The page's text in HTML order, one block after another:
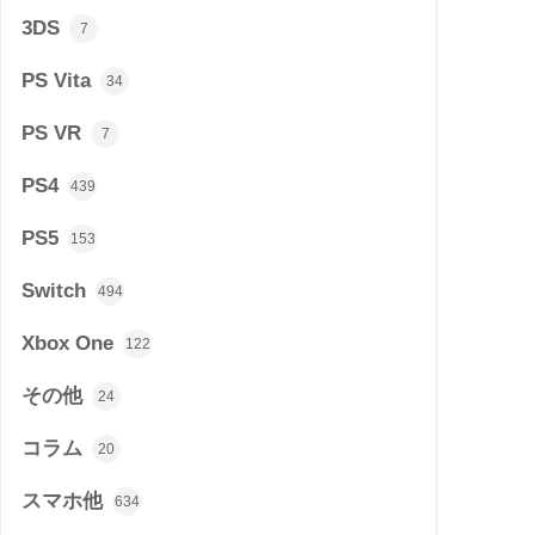
3DS 7
PS Vita 34
PS VR 7
PS4 439
PS5 153
Switch 494
Xbox One 122
その他 24
コラム 20
スマホ他 634